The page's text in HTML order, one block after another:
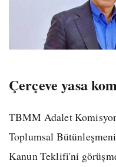
Çerçeve yasa
TBMM Adalet
Toplumsal
Kanun Teklifi'ni